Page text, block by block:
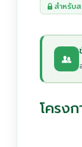
สำหรับ
โครง